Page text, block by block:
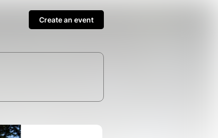
Create an event